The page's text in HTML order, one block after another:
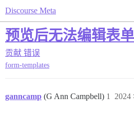
Discourse Meta
预览后无法编辑表
贡献 错误
form-templates
ganncamp (G Ann Campbell) 2024
1